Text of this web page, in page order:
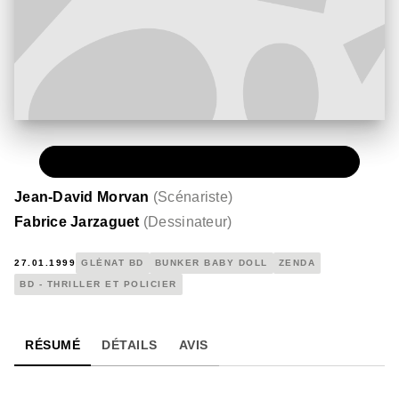
Jean-David Morvan (Scénariste)
Fabrice Jarzaguet (Dessinateur)
27.01.1999 GLÉNAT BD BUNKER BABY DOLL ZENDA
BD - THRILLER ET POLICIER
RÉSUMÉ DÉTAILS AVIS